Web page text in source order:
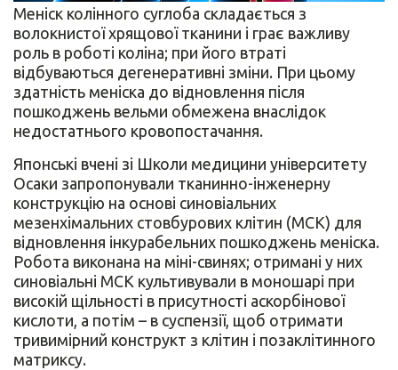
Меніск колінного суглоба складається з
волокнистої хрящової тканини і грає важливу
роль в роботі коліна; при його втраті
відбуваються дегенеративні зміни. При цьому
здатність меніска до відновлення після
пошкоджень вельми обмежена внаслідок
недостатнього кровопостачання.
Японські вчені зі Школи медицини університету
Осаки запропонували тканинно-інженерну
конструкцію на основі синовіальних
мезенхімальних стовбурових клітин (МСК) для
відновлення інкурабельних пошкоджень меніска.
Робота виконана на міні-свинях; отримані у них
синовіальні МСК культивували в моношарі при
високій щільності в присутності аскорбінової
кислоти, а потім – в суспензії, щоб отримати
тривимірний конструкт з клітин і позаклітинного
матриксу.